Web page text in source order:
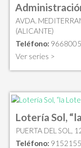
AVDA.
(ALICANTE)
Teléfono:
Ver series >
Lotería Sol,
PUERTA DEL SOL,
Teléfono: